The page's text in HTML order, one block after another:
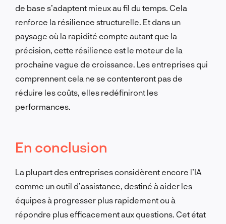
de base s’adaptent mieux au fil du temps. Cela
renforce la résilience structurelle. Et dans un
paysage où la rapidité compte autant que la
précision, cette résilience est le moteur de la
prochaine vague de croissance. Les entreprises qui
comprennent cela ne se contenteront pas de
réduire les coûts, elles redéfiniront les
performances.
En conclusion
La plupart des entreprises considèrent encore l’IA
comme un outil d’assistance, destiné à aider les
équipes à progresser plus rapidement ou à
répondre plus efficacement aux questions. Cet état